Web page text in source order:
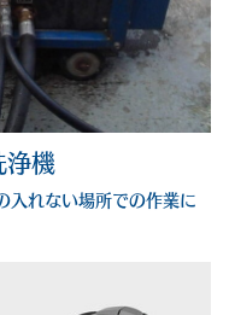
浄機
入れない場所での作業に